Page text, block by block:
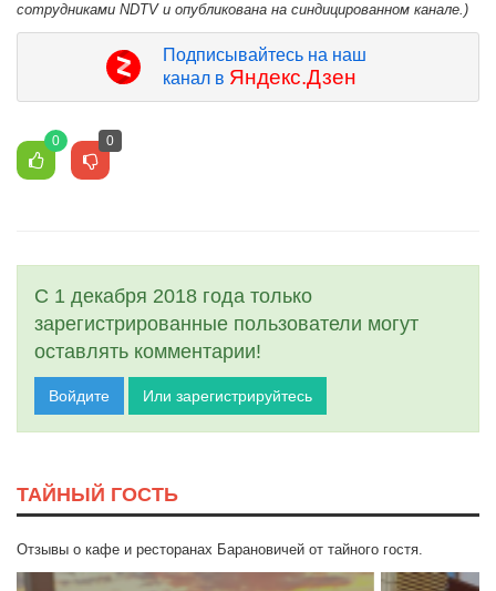
сотрудниками NDTV и опубликована на синдицированном канале.)
Подписывайтесь на наш
канал в Яндекс.Дзен
0 0
С 1 декабря 2018 года только
зарегистрированные пользователи могут
оставлять комментарии!
Войдите Или зарегистрируйтесь
ТАЙНЫЙ ГОСТЬ
Отзывы о кафе и ресторанах Барановичей от тайного гостя.